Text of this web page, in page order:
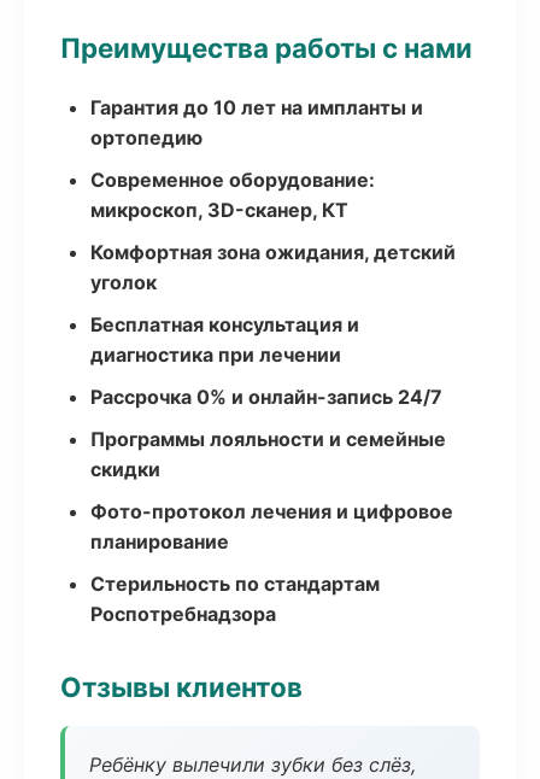
Преимущества работы с нами
Гарантия до 10 лет на импланты и
ортопедию
Современное оборудование:
микроскоп, 3D-сканер, КТ
Комфортная зона ожидания, детский
уголок
Бесплатная консультация и
диагностика при лечении
Рассрочка 0% и онлайн-запись 24/7
Программы лояльности и семейные
скидки
Фото-протокол лечения и цифровое
планирование
Стерильность по стандартам
Роспотребнадзора
Отзывы клиентов
Ребёнку вылечили зубки без слёз,